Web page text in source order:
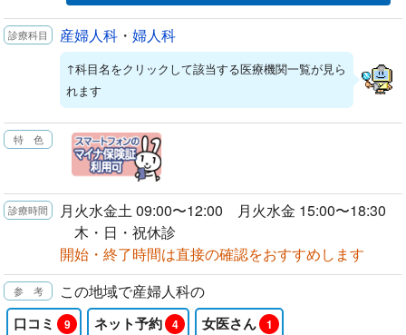
産婦人科 ・ 婦人科
↑科目名をクリックして該当する医療機関一覧が見ら
れます
月火水金土 09:00〜12:00 月火水金 15:00〜18:30
木・日・祝休診
開始・終了時間は直接の確認をおすすめします
この地域で産婦人科の
口コミ 9 ネット予約 4 女医さん 1